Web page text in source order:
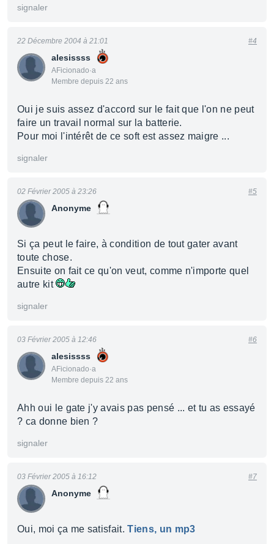
signaler
alesissss
AFicionado·a
Membre depuis 22 ans
22 Décembre 2004 à 21:01 #4
Oui je suis assez d'accord sur le fait que l'on ne peut
faire un travail normal sur la batterie.
Pour moi l'intérêt de ce soft est assez maigre ...
signaler
Anonyme
02 Février 2005 à 23:26 #5
Si ça peut le faire, à condition de tout gater avant
toute chose.
Ensuite on fait ce qu'on veut, comme n'importe quel
autre kit
signaler
alesissss
AFicionado·a
Membre depuis 22 ans
03 Février 2005 à 12:46 #6
Ahh oui le gate j'y avais pas pensé ... et tu as essayé
? ca donne bien ?
signaler
Anonyme
03 Février 2005 à 16:12 #7
Oui, moi ça me satisfait.Tiens, un mp3